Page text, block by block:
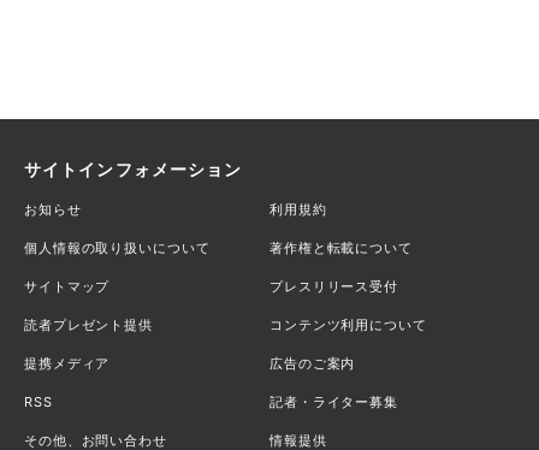
サイトインフォメーション
お知らせ 利用規約
個人情報の取り扱いについて 著作権と転載について
サイトマップ プレスリリース受付
読者プレゼント提供 コンテンツ利用について
提携メディア 広告のご案内
RSS 記者・ライター募集
その他、お問い合わせ 情報提供